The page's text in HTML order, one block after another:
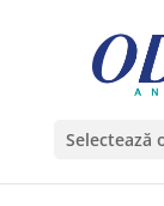
Selectează